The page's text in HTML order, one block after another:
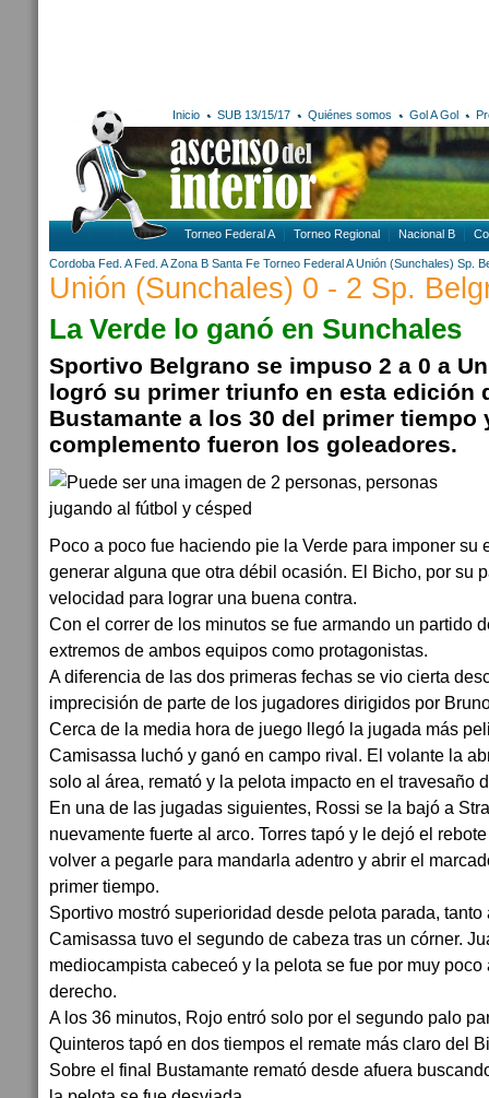
Inicio SUB 13/15/17 Quiénes somos Gol A Gol
Torneo Federal A Torneo Regional Nacional B
Cordoba Fed. A Fed. A Zona B Santa Fe Torneo Federal A Unión (Sunchales) Sp.
Unión (Sunchales) 0 - 2 Sp.
La Verde lo ganó en Sunchales
Sportivo Belgrano se impuso 2 a 0 a
logró su primer triunfo en esta edición
Bustamante a los 30 del primer tiempo
complemento fueron los goleadores.
Poco a poco fue haciendo pie la Verde para imponer su
generar alguna que otra débil ocasión. El Bicho, por su
velocidad para lograr una buena contra.
Con el correr de los minutos se fue armando un partido
extremos de ambos equipos como protagonistas.
A diferencia de las dos primeras fechas se vio cierta
imprecisión de parte de los jugadores dirigidos por
Cerca de la media hora de juego llegó la jugada más
Camisassa luchó y ganó en campo rival. El volante la
solo al área, remató y la pelota impacto en el travesaño
En una de las jugadas siguientes, Rossi se la bajó a
nuevamente fuerte al arco. Torres tapó y le dejó el
volver a pegarle para mandarla adentro y abrir el
primer tiempo.
Sportivo mostró superioridad desde pelota parada,
Camisassa tuvo el segundo de cabeza tras un córner.
mediocampista cabeceó y la pelota se fue por muy
derecho.
A los 36 minutos, Rojo entró solo por el segundo palo
Quinteros tapó en dos tiempos el remate más claro del
Sobre el final Bustamante remató desde afuera